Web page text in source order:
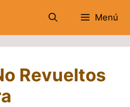
Menú
Revueltos